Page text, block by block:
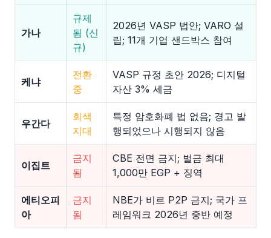
가나
규제
됨 (신
규)
2026년 VASP 법안; VARO 설
립; 11개 기업 샌드박스 참여
케냐
전환
중
VASP 규정 초안 2026; 디지털
자산 3% 세금
우간다
회색
지대
특정 암호화폐 법 없음; 경고 발
행되었으나 시행되지 않음
이집트
금지
됨
CBE 전면 금지; 벌금 최대
1,000만 EGP + 징역
에티오피
아
금지
됨
NBE가 비르 P2P 금지; 국가 프
레임워크 2026년 중반 예정